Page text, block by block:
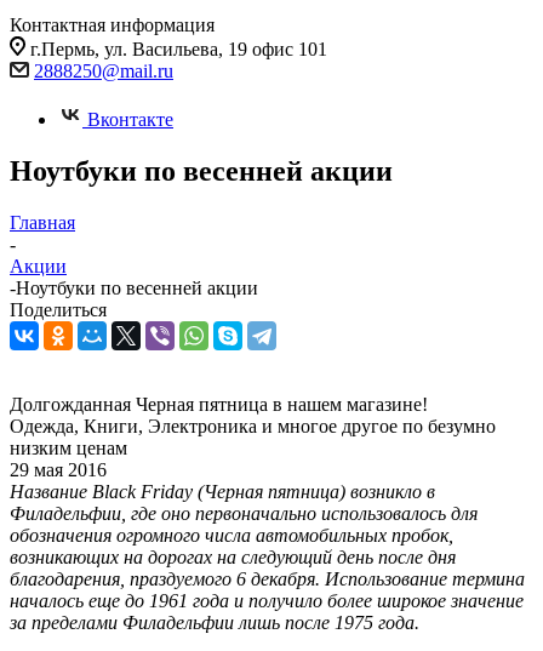
Контактная информация
г.Пермь, ул. Васильева, 19 офис 101
2888250@mail.ru
Вконтакте
Ноутбуки по весенней акции
Главная
-
Акции
-Ноутбуки по весенней акции
Поделиться
Долгожданная Черная пятница в нашем магазине!
Одежда, Книги, Электроника и многое другое по безумно
низким ценам
29 мая 2016
Название Black Friday (Черная пятница) возникло в
Филадельфии, где оно первоначально использовалось для
обозначения огромного числа автомобильных пробок,
возникающих на дорогах на следующий день после дня
благодарения, праздуемого 6 декабря. Использование термина
началось еще до 1961 года и получило более широкое значение
за пределами Филадельфии лишь после 1975 года.